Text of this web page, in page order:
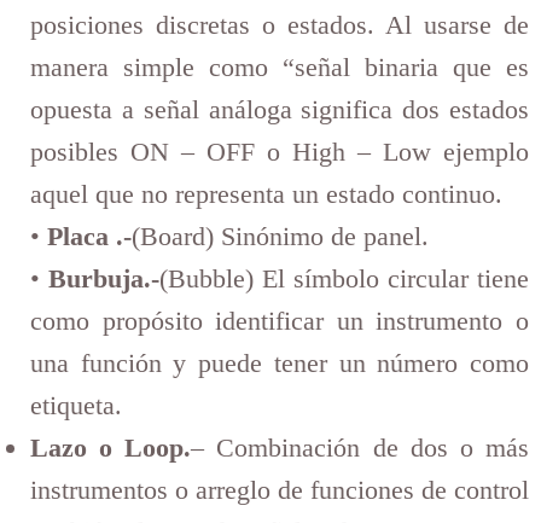
posiciones discretas o estados. Al usarse de
manera simple como “señal binaria que es
opuesta a señal análoga significa dos estados
posibles ON – OFF o High – Low ejemplo
aquel que no representa un estado continuo.
• Placa .-(Board) Sinónimo de panel.
• Burbuja.-(Bubble) El símbolo circular tiene
como propósito identificar un instrumento o
una función y puede tener un número como
etiqueta.
Lazo o Loop.– Combinación de dos o más
instrumentos o arreglo de funciones de control